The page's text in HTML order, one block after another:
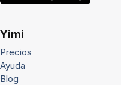
Yimi
Precios
Ayuda
Blog